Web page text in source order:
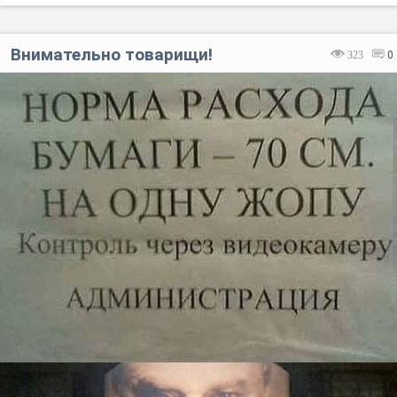
323 0
Внимательно товарищи!